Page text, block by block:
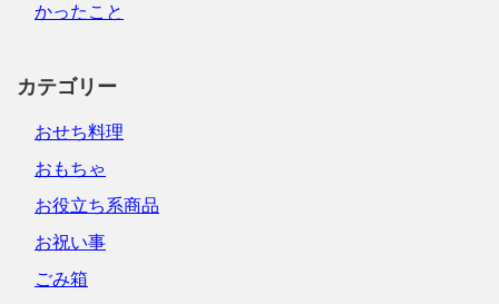
かったこと
カテゴリー
おせち料理
おもちゃ
お役立ち系商品
お祝い事
ごみ箱